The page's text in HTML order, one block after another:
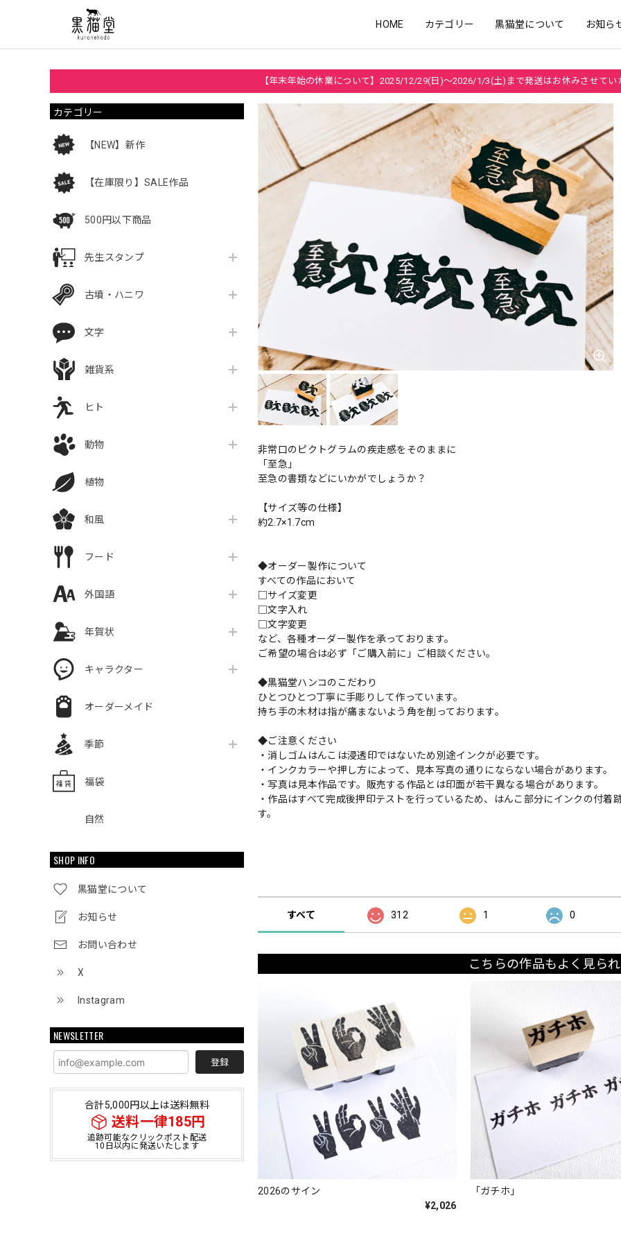
HOME カテゴリー 黒猫堂について お知ら
【年末年始の休業について】2025/12/29(日)～2026/1/3(土)まで発送はお休みさせてい
カテゴリー
【NEW】新作
【在庫限り】SALE作品
500円以下商品
先生スタンプ
古墳・ハニワ
文字
雑貨系
ヒト
動物
植物
和風
フード
外国語
年賀状
キャラクター
オーダーメイド
季節
福袋
自然
SHOP INFO
黒猫堂について
お知らせ
お問い合わせ
X
Instagram
NEWSLETTER
登録
合計5,000円以上は送料無料
送料一律185円
追跡可能なクリックポスト配送
10日以内に発送いたします
非常口のピクトグラムの疾走感をそのままに
「至急」
至急の書類などにいかがでしょうか？
【サイズ等の仕様】
約2.7×1.7cm
◆オーダー製作について
すべての作品において
□サイズ変更
□文字入れ
□文字変更
など、各種オーダー製作を承っております。
ご希望の場合は必ず「ご購入前に」ご相談ください。
◆黒猫堂ハンコのこだわり
ひとつひとつ丁寧に手彫りして作っています。
持ち手の木材は指が痛まないよう角を削っております。
◆ご注意ください
・消しゴムはんこは浸透印ではないため別途インクが必要です。
・インクカラーや押し方によって、見本写真の通りにならない場合があります。
・写真は見本作品です。販売する作品とは印面が若干異なる場合があります。
・作品はすべて完成後押印テストを行っているため、はんこ部分にインクの付
す。
すべて 312 1 0
こちらの作品もよく見ら
2026のサイン
¥2,026
「ガチホ」